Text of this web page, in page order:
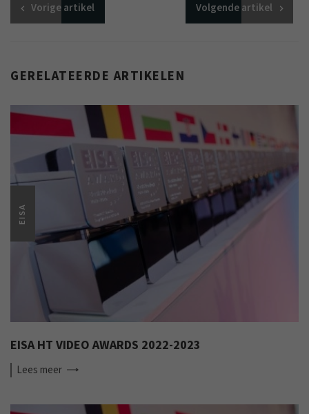
Vorigeartikel Volgendeartikel
GERELATEERDE ARTIKELEN
EISA
EISA HT VIDEO AWARDS 2022-2023
Lees meer